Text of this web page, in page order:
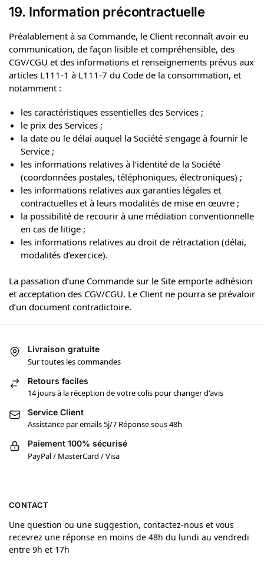
19. Information précontractuelle
Préalablement à sa Commande, le Client reconnaît avoir eu
communication, de façon lisible et compréhensible, des
CGV/CGU et des informations et renseignements prévus aux
articles L111-1 à L111-7 du Code de la consommation, et
notamment :
les caractéristiques essentielles des Services ;
le prix des Services ;
la date ou le délai auquel la Société s’engage à fournir le
Service ;
les informations relatives à l’identité de la Société
(coordonnées postales, téléphoniques, électroniques) ;
les informations relatives aux garanties légales et
contractuelles et à leurs modalités de mise en œuvre ;
la possibilité de recourir à une médiation conventionnelle
en cas de litige ;
les informations relatives au droit de rétractation (délai,
modalités d’exercice).
La passation d’une Commande sur le Site emporte adhésion
et acceptation des CGV/CGU. Le Client ne pourra se prévaloir
d’un document contradictoire.
Livraison gratuite
Sur toutes les commandes
Retours faciles
14 jours à la réception de votre colis pour changer d'avis
Service Client
Assistance par emails 5j/7 Réponse sous 48h
Paiement 100% sécurisé
PayPal / MasterCard / Visa
CONTACT
Une question ou une suggestion, contactez-nous et vous
recevrez une réponse en moins de 48h du lundi au vendredi
entre 9h et 17h